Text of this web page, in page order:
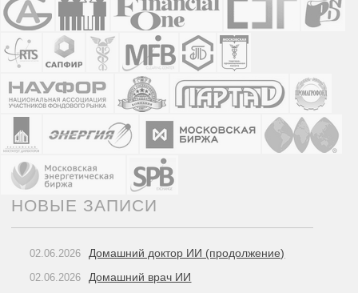
НОВЫЕ ЗАПИСИ
02.06.2026 Домашний доктор ИИ (продолжение)
02.06.2026 Домашний врач ИИ